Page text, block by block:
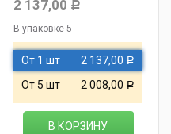
2 137,00 Р
В упаковке 5
От 1 шт 2 137,00 Р
От 5 шт 2 008,00 Р
В КОРЗИНУ